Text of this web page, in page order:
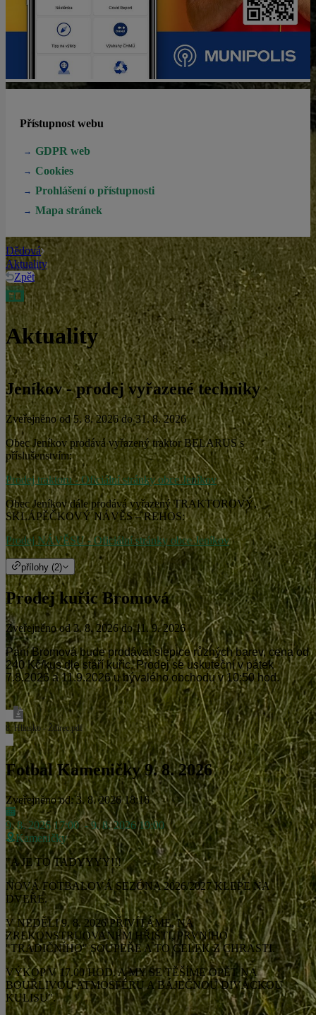
Přístupnost webu
GDPR web
Cookies
Prohlášení o přístupnosti
Mapa stránek
Dědová
Aktuality
Zpět
Aktuality
Jeníkov - prodej vyřazené techniky
Zveřejněno od 5. 8. 2026 do 31. 8. 2026
Obec Jeníkov prodává vyřazený traktor BELARUS s
příslušenstvím:
Prodej traktoru - Oficiální stránky obce Jeníkov
Obec Jeníkov dále prodává vyřazený TRAKTOROVÝ,
SKLÁPĚČKOVÝ NÁVĚS – REHOS:
Prodej NÁVĚSU - Oficiální stránky obce Jeníkov
přílohy (2)
Prodej kuřic Bromová
Zveřejněno od 3. 8. 2026 do 11. 9. 2026
Paní Bromová bude prodávat slepice různých barev, cena od
240 Kč/kus dle stáří kuřic. Prodej se uskuteční v pátek
7.8.2026 a 11.9.2026 u bývalého obchodu v 10:50 hod.
8. Hlinsko - Ždírec.pdf
Fotbal Kameničky 9. 8. 2026
Zveřejněno od: 3. 8. 2026 18:16
9. 8. 2026 17:00- 9. 8. 2026 19:00
Kameničky
"A JE TO TADYYYY!!!
NOVÁ FOTBALOVÁ SEZÓNA 2026/2027 KLEPE NA
DVEŘE.
V NEDĚLI 9. 8. 2026 PŘIVÍTÁME, NA
ZREKONSTRUOVANÉM HŘIŠTI, PRVNÍHO
"TRADIČNÍHO" SOUPEŘE A TO CELEK Z CHRASTI.
VÝKOP V 17.00 HOD. A MY SE TĚŠÍME OPĚT NA
BOUŘLIVOU ATMOSFÉRU A BÁJEČNOU DIVÁCKOU
KULISU".